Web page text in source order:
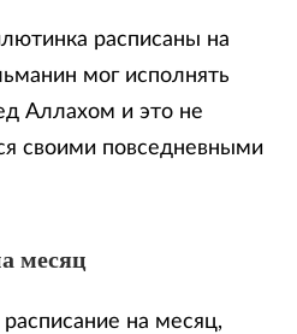
расписаны на
мог исполнять
Аллахом и это не
своими повседневными
месяц
на месяц,